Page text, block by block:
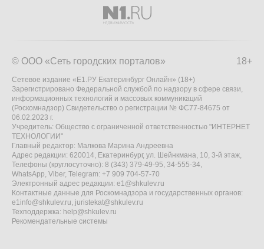
18+
© ООО «Сеть городских порталов»
Сетевое издание «Е1.РУ Екатеринбург Онлайн» (18+)
Зарегистрировано Федеральной службой по надзору в сфере связи,
информационных технологий и массовых коммуникаций
(Роскомнадзор) Свидетельство о регистрации № ФС77-84675 от
06.02.2023 г.
Учредитель: Общество с ограниченной ответственностью "ИНТЕРНЕТ
ТЕХНОЛОГИИ"
Главный редактор: Малкова Марина Андреевна
Адрес редакции: 620014, Екатеринбург, ул. Шейнкмана, 10, 3-й этаж,
Телефоны (круглосуточно): 8 (343) 379-49-95, 34-555-34,
WhatsApp, Viber, Telegram: +7 909 704-57-70
Электронный адрес редакции: e1@shkulev.ru
Контактные данные для Роскомнадзора и государственных органов:
e1info@shkulev.ru, juristekat@shkulev.ru
Техподдержка: help@shkulev.ru
Рекомендательные системы